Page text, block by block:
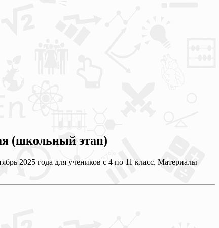
(школьный этап)
2025 года для учеников с 4 по 11 класс. Материалы